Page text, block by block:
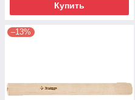
Купить
–13%